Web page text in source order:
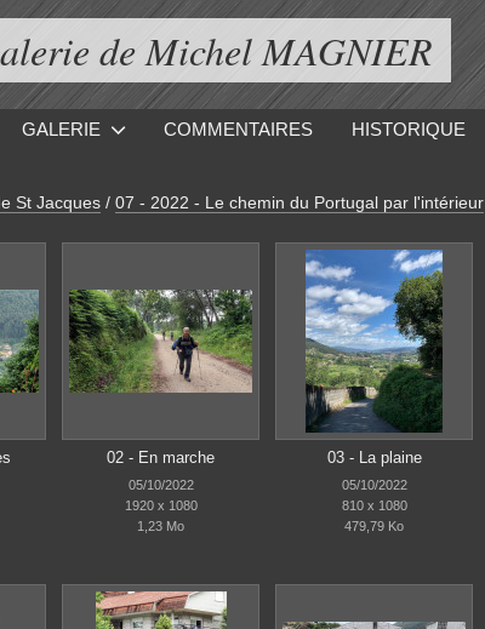
de Michel MAGNIER
GALERIE COMMENTAIRES HISTORIQUE
St Jacques / 07 - 2022 - Le chemin du Portugal par l'intérieur
02 - En marche
05/10/2022
1920 x 1080
1,23 Mo
03 - La plaine
05/10/2022
810 x 1080
479,79 Ko